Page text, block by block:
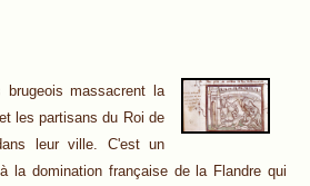
brugeois massacrent la
les partisans du Roi de
leur ville. C'est un
la domination française de la Flandre qui